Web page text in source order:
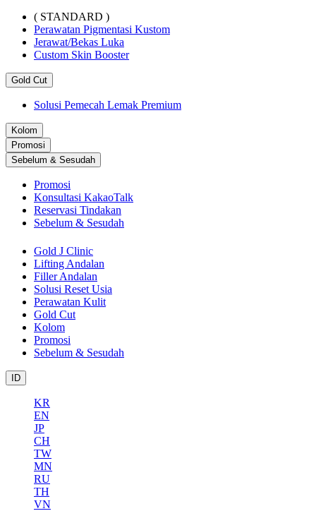
( STANDARD )
Perawatan Pigmentasi Kustom
Jerawat/Bekas Luka
Custom Skin Booster
Gold Cut
Solusi Pemecah Lemak Premium
Kolom
Promosi
Sebelum & Sesudah
Promosi
Konsultasi KakaoTalk
Reservasi Tindakan
Sebelum & Sesudah
Gold J Clinic
Lifting Andalan
Filler Andalan
Solusi Reset Usia
Perawatan Kulit
Gold Cut
Kolom
Promosi
Sebelum & Sesudah
ID
KR
EN
JP
CH
TW
MN
RU
TH
VN